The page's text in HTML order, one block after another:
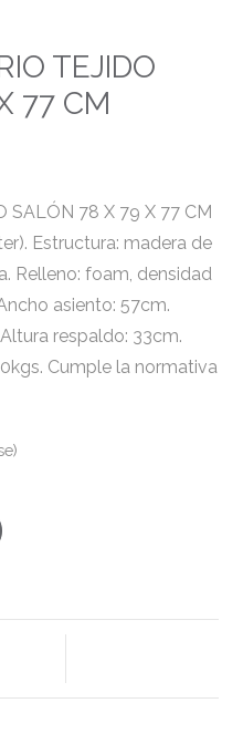
TEJIDO
77 CM
SALÓN 78 X 79 X 77 CM
Estructura: madera de
Relleno: foam, densidad
asiento: 57cm.
respaldo: 33cm.
Cumple la normativa